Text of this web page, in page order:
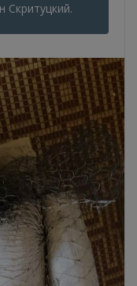
Скритуцкий.